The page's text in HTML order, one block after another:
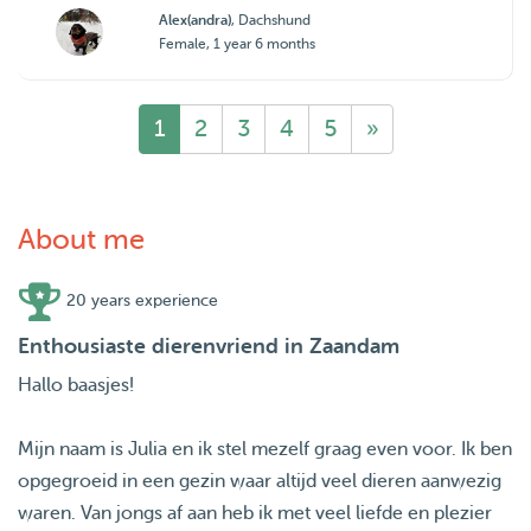
Alex(andra), Dachshund
Female, 1 year 6 months
1 2 3 4 5 »
About me
20 years experience
Enthousiaste dierenvriend in Zaandam
Hallo baasjes!
Mijn naam is Julia en ik stel mezelf graag even voor. Ik ben
opgegroeid in een gezin waar altijd veel dieren aanwezig
waren. Van jongs af aan heb ik met veel liefde en plezier